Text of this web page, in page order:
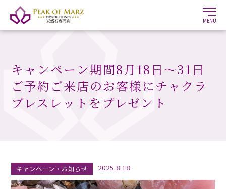
MENU
キャンペーン期間8月18日〜31日
ご予約ご来店のお客様にチャクラ
ブレスレットをプレゼント
キャンペーン・お知らせ 2025.8.18